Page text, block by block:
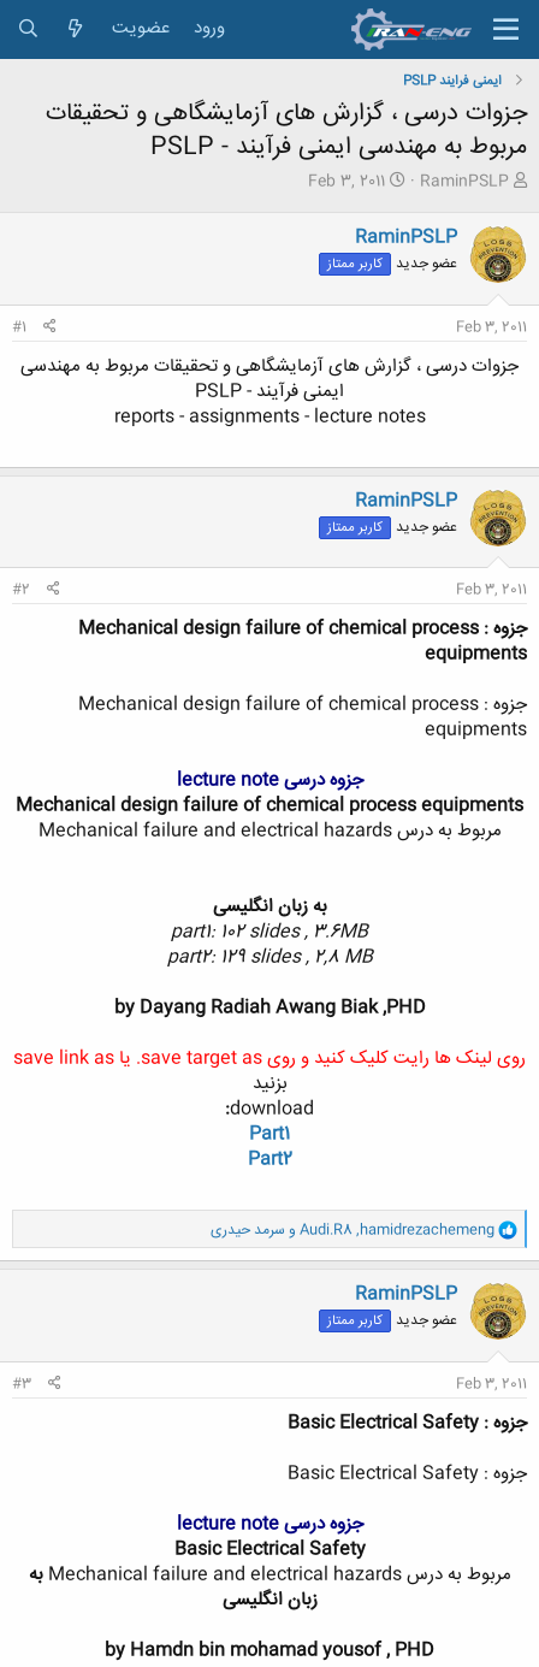
ورود عضویت
ایمنی فرایند PSLP
جزوات درسی ، گزارش های آزمایشگاهی و تحقیقات
مربوط به مهندسی ایمنی فرآیند - PSLP
ش
و
ع
ک
ن
ن
د
م
ع
RaminPSLP
ت
ی
خ
ر
ع
Feb 3, 2011
RaminPSLP
عضو جدید کاربر ممتاز
Feb 3, 2011
#1
جزوات درسی ، گزارش های آزمایشگاهی و تحقیقات مربوط به مهندسی
ایمنی فرآیند - PSLP
reports - assignments - lecture notes
RaminPSLP
عضو جدید کاربر ممتاز
Feb 3, 2011
#2
جزوه : Mechanical design failure of chemical process
equipments
جزوه : Mechanical design failure of chemical process
equipments
جزوه درسی lecture note
Mechanical design failure of chemical process equipments
مربوط به درس Mechanical failure and electrical hazards
به زبان انگلیسی
part1: 102 slides , 3.6MB
part2: 129 slides , 2,8 MB
by Dayang Radiah Awang Biak ,PHD
روی لینک ها رایت کلیک کنید و روی save target as. یا save link as
بزنید
download
:
Part1
Part2
و
ا
ک
ن
ش
ه
ا
hamidrezachemeng
,
Audi.R8 و سرمد حیدری
RaminPSLP
عضو جدید کاربر ممتاز
Feb 3, 2011
#3
جزوه : Basic Electrical Safety
جزوه : Basic Electrical Safety
جزوه درسی lecture note
Basic Electrical Safety
مربوط به درس Mechanical failure and electrical hazards
به
زبان انگلیسی
by Hamdn bin mohamad yousof , PHD